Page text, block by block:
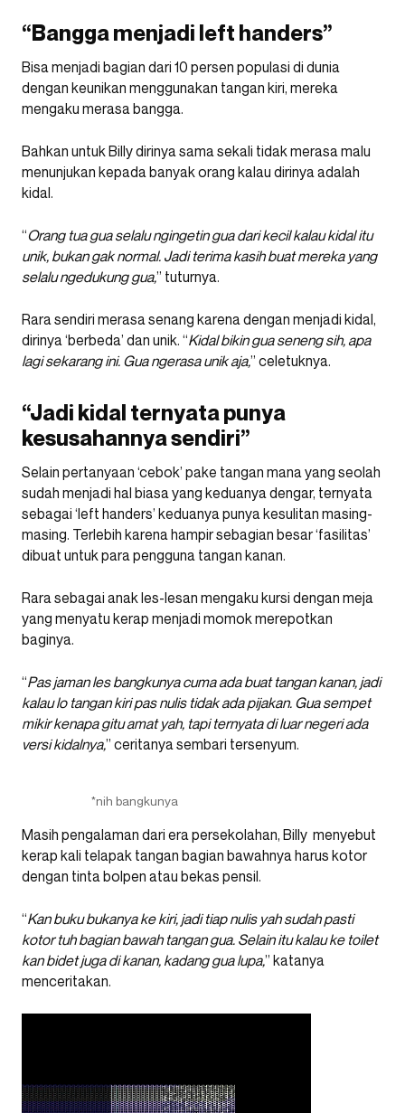
“Bangga menjadi left handers”
Bisa menjadi bagian dari 10 persen populasi di dunia
dengan keunikan menggunakan tangan kiri, mereka
mengaku merasa bangga.
Bahkan untuk Billy dirinya sama sekali tidak merasa malu
menunjukan kepada banyak orang kalau dirinya adalah
kidal.
“Orang tua gua selalu ngingetin gua dari kecil kalau kidal itu
unik, bukan gak normal. Jadi terima kasih buat mereka yang
selalu ngedukung gua,” tuturnya.
Rara sendiri merasa senang karena dengan menjadi kidal,
dirinya ‘berbeda’ dan unik. “Kidal bikin gua seneng sih, apa
lagi sekarang ini. Gua ngerasa unik aja,” celetuknya.
“Jadi kidal ternyata punya
kesusahannya sendiri”
Selain pertanyaan ‘cebok’ pake tangan mana yang seolah
sudah menjadi hal biasa yang keduanya dengar, ternyata
sebagai ‘left handers’ keduanya punya kesulitan masing-
masing. Terlebih karena hampir sebagian besar ‘fasilitas’
dibuat untuk para pengguna tangan kanan.
Rara sebagai anak les-lesan mengaku kursi dengan meja
yang menyatu kerap menjadi momok merepotkan
baginya.
“Pas jaman les bangkunya cuma ada buat tangan kanan, jadi
kalau lo tangan kiri pas nulis tidak ada pijakan. Gua sempet
mikir kenapa gitu amat yah, tapi ternyata di luar negeri ada
versi kidalnya,” ceritanya sembari tersenyum.
*nih bangkunya
Masih pengalaman dari era persekolahan, Billy menyebut
kerap kali telapak tangan bagian bawahnya harus kotor
dengan tinta bolpen atau bekas pensil.
“Kan buku bukanya ke kiri, jadi tiap nulis yah sudah pasti
kotor tuh bagian bawah tangan gua. Selain itu kalau ke toilet
kan bidet juga di kanan, kadang gua lupa,” katanya
menceritakan.